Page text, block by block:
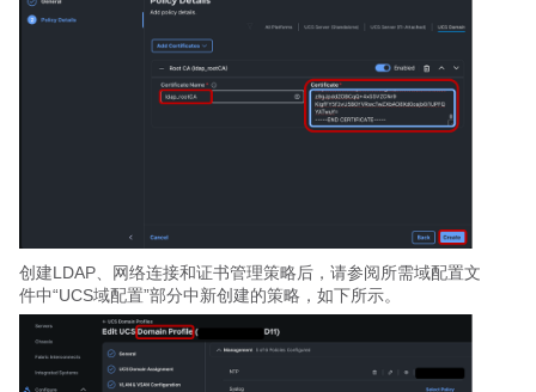
创建LDAP、网络连接和证书管理策略后，请参阅所需域配置文
件中“UCS域配置”部分中新创建的策略，如下所示。